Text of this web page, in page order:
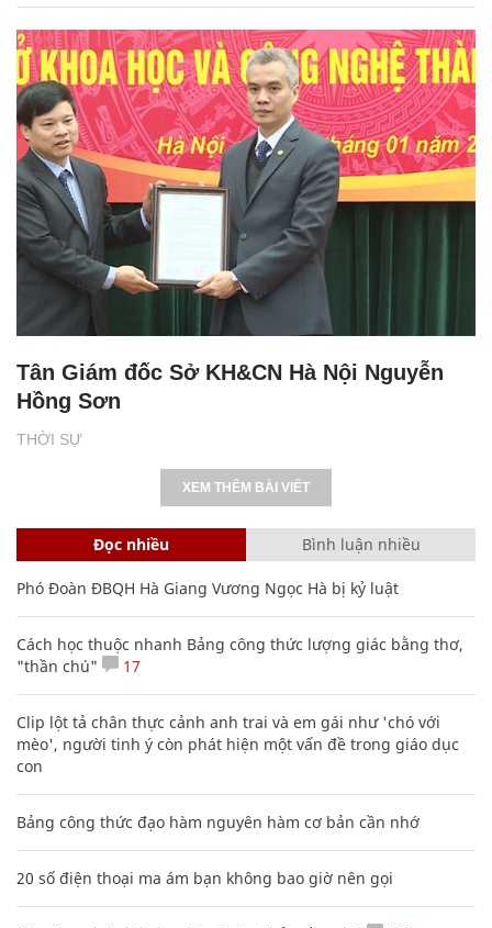
THỜI SỰ
Tân Giám đốc Sở KH&CN Hà Nội Nguyễn
Hồng Sơn
XEM THÊM BÀI VIẾT
Đọc nhiều Bình luận nhiều
Phó Đoàn ĐBQH Hà Giang Vương Ngọc Hà bị kỷ luật
Cách học thuộc nhanh Bảng công thức lượng giác bằng thơ,
"thần chú"
17
Clip lột tả chân thực cảnh anh trai và em gái như 'chó với
mèo', người tinh ý còn phát hiện một vấn đề trong giáo dục
con
Bảng công thức đạo hàm nguyên hàm cơ bản cần nhớ
20 số điện thoại ma ám bạn không bao giờ nên gọi